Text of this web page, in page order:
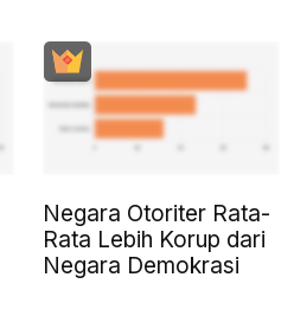
Negara Otoriter Rata-
Rata Lebih Korup dari
Negara Demokrasi